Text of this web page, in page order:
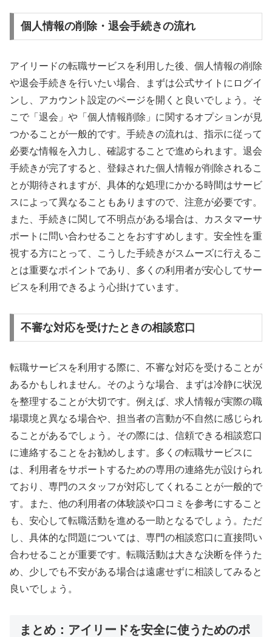
個人情報の削除・退会手続きの流れ
アイリードの転職サービスを利用した後、個人情報の削除
や退会手続きを行いたい場合、まずは公式サイトにログイ
ンし、アカウント設定のページを開くと良いでしょう。そ
こで「退会」や「個人情報削除」に関するオプションが見
つかることが一般的です。手続きの流れは、指示に従って
必要な情報を入力し、確認することで進められます。退会
手続きが完了すると、登録された個人情報が削除されるこ
とが期待されますが、具体的な処理にかかる時間はサービ
スによって異なることもありますので、注意が必要です。
また、手続きに関して不明点がある場合は、カスタマーサ
ポートに問い合わせることをおすすめします。安全性を重
視する方にとって、こうした手続きがスムーズに行えるこ
とは重要なポイントであり、多くの利用者が安心してサー
ビスを利用できるよう心掛けています。
不審な対応を受けたときの相談窓口
転職サービスを利用する際に、不審な対応を受けることが
あるかもしれません。そのような場合、まずは冷静に状況
を整理することが大切です。例えば、求人情報が実際の職
場環境と異なる場合や、担当者の言動が不自然に感じられ
ることがあるでしょう。その際には、信頼できる相談窓口
に連絡することをお勧めします。多くの転職サービスに
は、利用者をサポートするための専用の連絡先が設けられ
ており、専門のスタッフが対応してくれることが一般的で
す。また、他の利用者の体験談や口コミを参考にすること
も、安心して転職活動を進める一助となるでしょう。ただ
し、具体的な問題については、専門の相談窓口に直接問い
合わせることが重要です。転職活動は大きな決断を伴うた
め、少しでも不安がある場合は遠慮せずに相談してみると
良いでしょう。
まとめ：アイリードを安全に使うためのポ